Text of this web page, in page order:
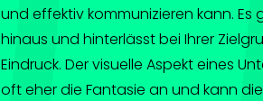
und effektiv kommunizieren kann. Es
hinaus und hinterlässt bei Ihrer
Eindruck. Der visuelle Aspekt eines
oft eher die Fantasie an und kann